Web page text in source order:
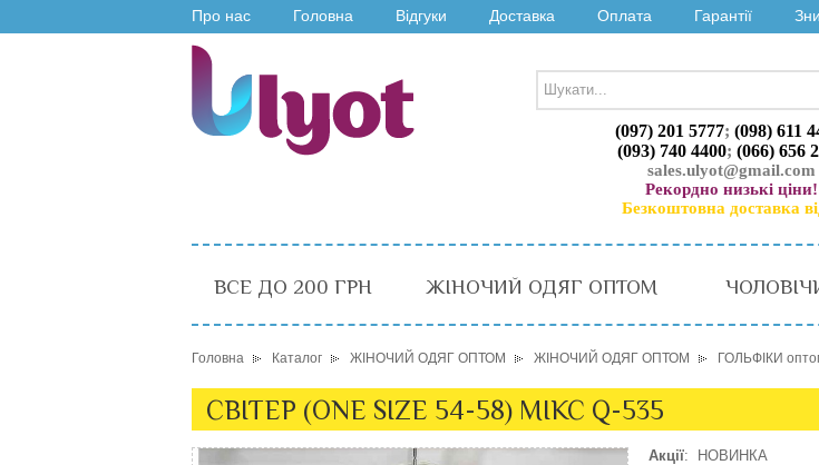
Про нас Головна Відгуки Доставка Оплата Гарантії
(097) 201 5777; (098) 611
(093) 740 4400; (066) 656
sales.ulyot@gmail.com
Рекордно низькі ціни!
Безкоштовна доставка
ВСЕ ДО 200 ГРН ЖІНОЧИЙ ОДЯГ ОПТОМ
Головна Каталог ЖІНОЧИЙ ОДЯГ ОПТОМ ЖІНОЧИЙ ОДЯГ ОПТОМ ГОЛЬФІКИ
СВІТЕР (ONE SIZE 54-58) МІКС Q-535
Акції: НОВИНКА